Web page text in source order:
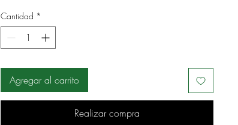
Cantidad *
Agregar al carrito
Realizar compra